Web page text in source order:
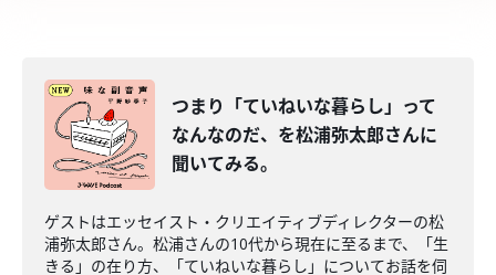
つまり「ていねいな暮らし」って
なんなのだ、を松浦弥太郎さんに
聞いてみる。
ゲストはエッセイスト・クリエイティブディレクターの松
浦弥太郎さん。松浦さんの10代から現在に至るまで、「生
きる」の在り方、「ていねいな暮らし」についてお話を伺